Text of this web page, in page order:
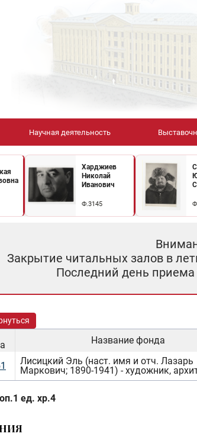
Научная деятельность
Харджиев
Николай
Иванович
Ф.3145
Закрытие читальных залов в
Последний день
Название фонда
Лисицкий Эль (наст. имя и отч. Лазарь
Маркович; 1890-1941) - художник,
ед. хр.4